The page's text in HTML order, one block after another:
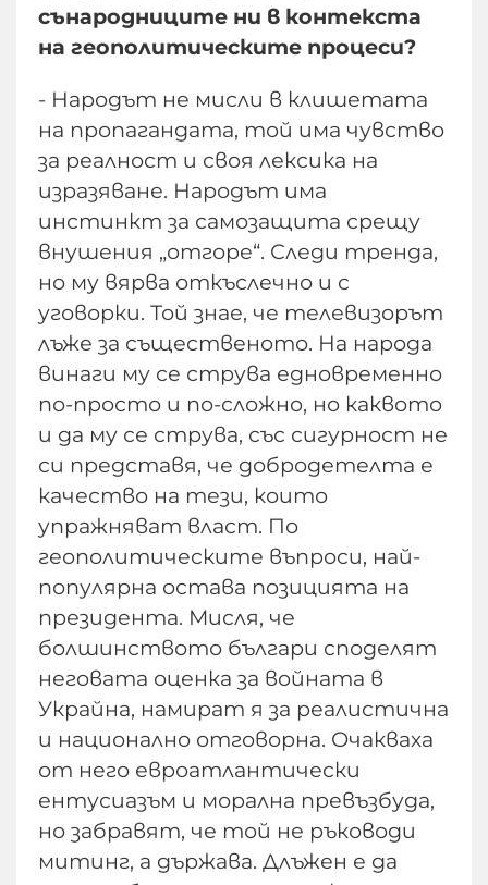
сънародниците ни в контекста
на геополитическите процеси?
- Народът не мисли в клишетата
на пропагандата, той има чувство
за реалност и своя лексика на
изразяване. Народът има
инстинкт за самозащита срещу
внушения „отгоре“. Следи тренда,
но му вярва откъслечно и с
уговорки. Той знае, че телевизорът
лъже за същественото. На народа
винаги му се струва едновременно
по-просто и по-сложно, но каквото
и да му се струва, със сигурност не
си представя, че добродетелта е
качество на тези, които
упражняват власт. По
геополитическите въпроси, най-
популярна остава позицията на
президента. Мисля, че
болшинството българи споделят
неговата оценка за войната в
Украйна, намират я за реалистична
и национално отговорна. Очакваха
от него евроатлантически
ентусиазъм и морална превъзбуда,
но забравят, че той не ръководи
митинг, а държава. Длъжен е да